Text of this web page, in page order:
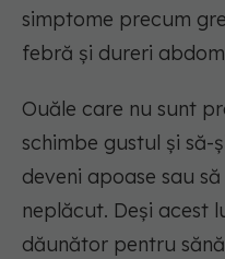
simptome precum
febră și dureri
Ouăle care nu sunt
schimbe gustul și
deveni apoase sau
neplăcut. Deși acest
dăunător pentru